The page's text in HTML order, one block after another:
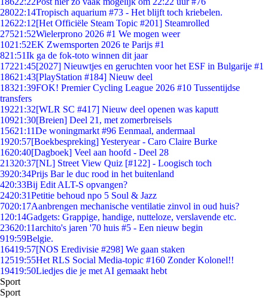
28022:14Tropisch aquarium #73 - Het blijft toch kriebelen.
12622:12[Het Officiële Steam Topic #201] Steamrolled
27521:52Wielerprono 2026 #1 We mogen weer
1021:52EK Zwemsporten 2026 te Parijs #1
821:51Ik ga de fok-toto winnen dit jaar
17221:45[2027] Nieuwtjes en geruchten voor het ESF in Bulgarije #1
18621:43[PlayStation #184] Nieuw deel
18321:39FOK! Premier Cycling League 2026 #10 Tussentijdse
transfers
19221:32[WLR SC #417] Nieuw deel openen was kaputt
10921:30[Breien] Deel 21, met zomerbreisels
15621:11De woningmarkt #96 Eenmaal, andermaal
1920:57[Boekbespreking] Yesteryear - Caro Claire Burke
1620:40[Dagboek] Veel aan hoofd - Deel 28
21320:37[NL] Street View Quiz [#122] - Loogisch toch
3920:34Prijs Bar le duc rood in het buitenland
420:33Bij Edit ALT-S opvangen?
2420:31Petitie behoud npo 5 Soul & Jazz
7020:17Aanbrengen mechanische ventilatie zinvol in oud huis?
1 20:14Gadgets: Grappige, handige, nutteloze, verslavende etc.
23620:11archito's jaren '70 huis #5 - Een nieuw begin
919:59Belgie.
16419:57[NOS Eredivisie #298] We gaan staken
12519:55Het RLS Social Media-topic #160 Zonder Kolonel!!
19419:50Liedjes die je met AI gemaakt hebt
Sport
Sport